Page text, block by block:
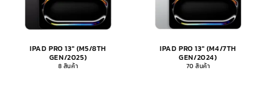
IPAD PRO 13" (M5/8TH
GEN/2025)
8 สินค้า
IPAD PRO 13" (M4/7TH
GEN/2024)
70 สินค้า